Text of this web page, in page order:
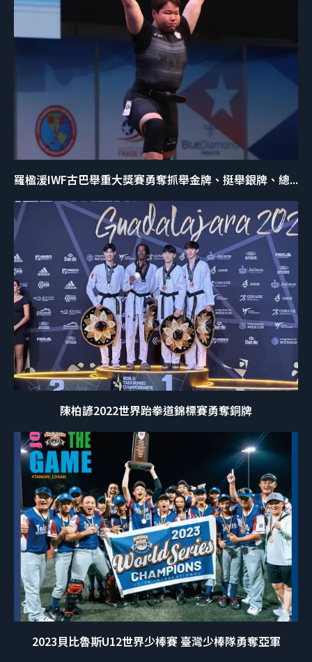
羅楹湲IWF古巴舉重大獎賽勇奪抓舉金牌、挺舉銀牌、總...
陳柏諺2022世界跆拳道錦標賽勇奪銅牌
2023貝比魯斯U12世界少棒賽 臺灣少棒隊勇奪亞軍